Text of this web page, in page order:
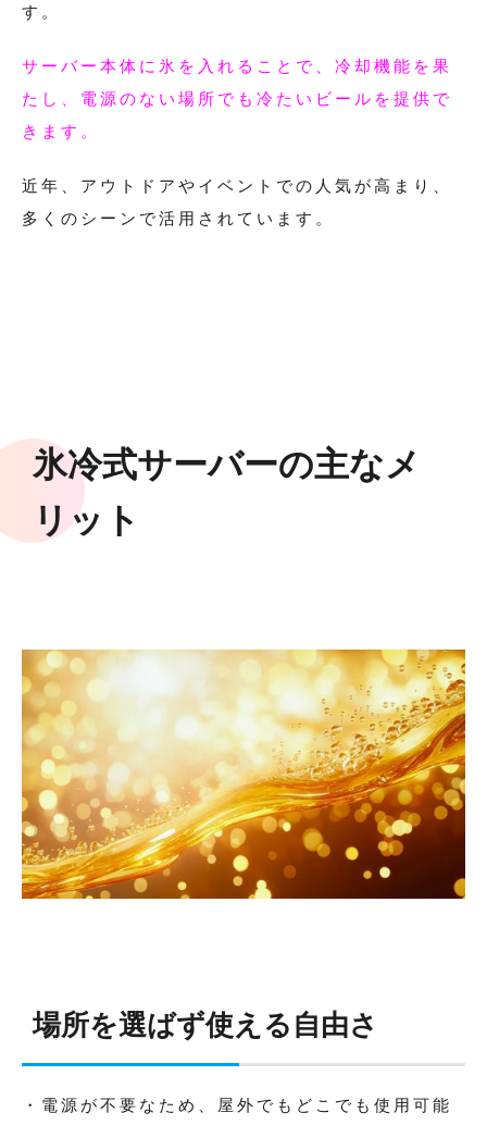
す。
サーバー本体に氷を入れることで、冷却機能を果
たし、電源のない場所でも冷たいビールを提供で
きます。
近年、アウトドアやイベントでの人気が高まり、
多くのシーンで活用されています。
氷冷式サーバーの主なメ
リット
場所を選ばず使える自由さ
・電源が不要なため、屋外でもどこでも使用可能